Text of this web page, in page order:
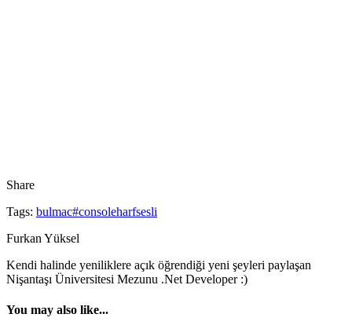
Share
Tags: bulmac#consoleharfsesli
Furkan Yüksel
Kendi halinde yeniliklere açık öğrendiği yeni şeyleri paylaşan
Nişantaşı Üniversitesi Mezunu .Net Developer :)
You may also like...